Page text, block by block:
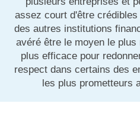
assez court d'être
des autres institutions
avéré être le moyen le
plus efficace pour
respect dans certains des
les plus prometteurs